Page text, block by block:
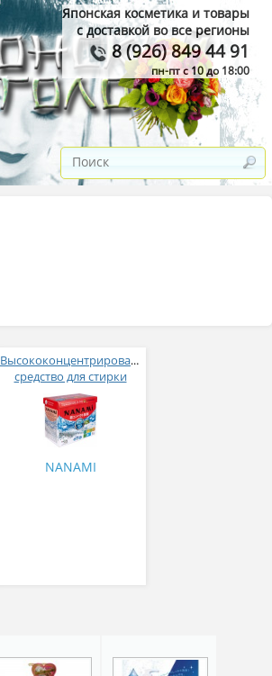
Японская косметика и товары
с доставкой во все регионы
8 (926) 849 44 91
пн-пт с 10 до 18:00
Высококонцентрированное
cредство для стирки
NANAMI с
кондиционером для
белого белья 0,7 кг
NANAMI